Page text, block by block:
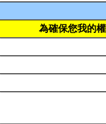
為確保您我的